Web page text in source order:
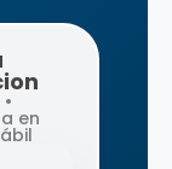
en